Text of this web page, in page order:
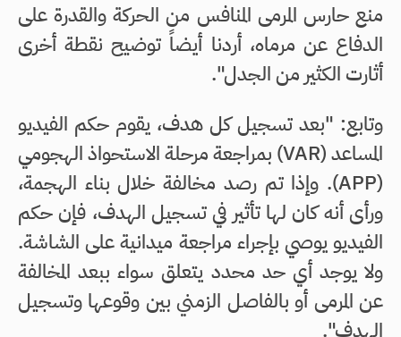
منع حارس المرمى المنافس من الحركة والقدرة على
الدفاع عن مرماه، أردنا أيضاً توضيح نقطة أخرى
أثارت الكثير من الجدل".
وتابع: "بعد تسجيل كل هدف، يقوم حكم الفيديو
المساعد (VAR) بمراجعة مرحلة الاستحواذ الهجومي
(APP). وإذا تم رصد مخالفة خلال بناء الهجمة،
ورأى أنه كان لها تأثير في تسجيل الهدف، فإن حكم
الفيديو يوصي بإجراء مراجعة ميدانية على الشاشة.
ولا يوجد أي حد محدد يتعلق سواء ببعد المخالفة
عن المرمى أو بالفاصل الزمني بين وقوعها وتسجيل
الهدف".